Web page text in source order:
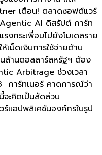
เตือน! ตลาดซอฟต์แวร์
AI ดิสรัปต์ การ์ท
กระเพื่อมไปยังโมเดลราย
ม็ดเงินการใช้จ่ายด้าน
านดอลลาร์สหรัฐฯ ต้อง
Arbitrage ช่วงเวลา
การ์ทเนอร์ คาดการณ์ว่า
ะคิดเป็นสัดส่วน
แอปพลิเคชันองค์กรในรูป